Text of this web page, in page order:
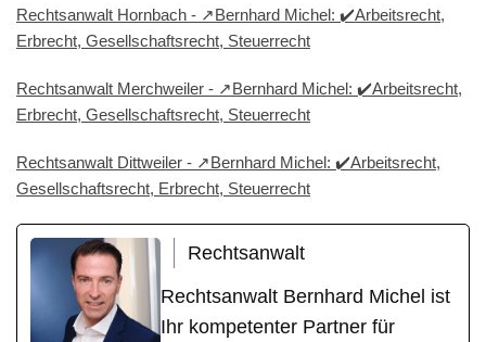
Rechtsanwalt Hornbach - ↗️Bernhard Michel: ✔️Arbeitsrecht,
Erbrecht, Gesellschaftsrecht, Steuerrecht
Rechtsanwalt Merchweiler - ↗️Bernhard Michel: ✔️Arbeitsrecht,
Erbrecht, Gesellschaftsrecht, Steuerrecht
Rechtsanwalt Dittweiler - ↗️Bernhard Michel: ✔️Arbeitsrecht,
Gesellschaftsrecht, Erbrecht, Steuerrecht
Rechtsanwalt
Rechtsanwalt Bernhard Michel ist
Ihr kompetenter Partner für